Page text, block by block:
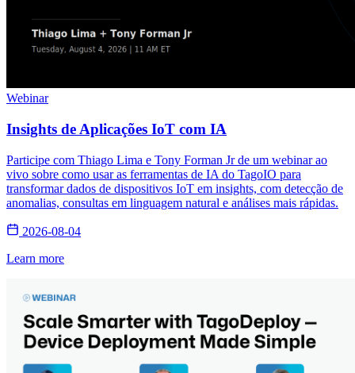
Webinar
Insights de Aplicações IoT com IA
Participe com Thiago Lima e Tony Forman Jr de um webinar ao
vivo sobre como usar as ferramentas de IA do TagoIO para
transformar dados de dispositivos IoT em insights, com detecção de
anomalias, consultas em linguagem natural e análises mais rápidas.
2026-08-04
Learn more